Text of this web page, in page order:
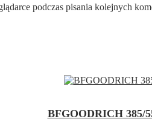
podczas pisania kolejnych
BFGOODRICH 385/